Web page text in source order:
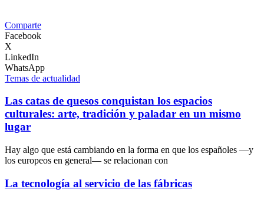
Comparte
Facebook
X
LinkedIn
WhatsApp
Temas de actualidad
Las catas de quesos conquistan los espacios
culturales: arte, tradición y paladar en un mismo
lugar
Hay algo que está cambiando en la forma en que los españoles —y
los europeos en general— se relacionan con
La tecnología al servicio de las fábricas